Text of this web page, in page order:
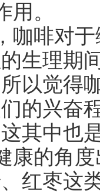
。
咖啡对
生理期
以觉得
的兴奋
其中也
康的角
红枣这